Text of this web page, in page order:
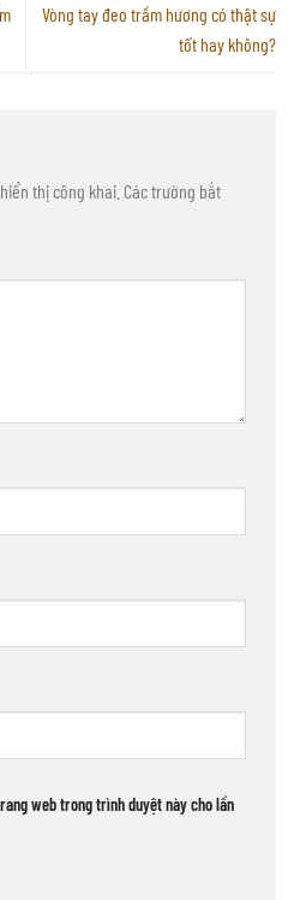
Vòng tay đeo trầm hương có thật sự
tốt hay không?
thị công khai. Các trường bắt
web trong trình duyệt này cho lần